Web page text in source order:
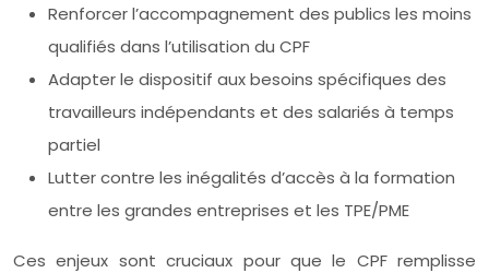
Renforcer l’accompagnement des publics les moins
qualifiés dans l’utilisation du CPF
Adapter le dispositif aux besoins spécifiques des
travailleurs indépendants et des salariés à temps
partiel
Lutter contre les inégalités d’accès à la formation
entre les grandes entreprises et les TPE/PME
Ces enjeux sont cruciaux pour que le CPF remplisse